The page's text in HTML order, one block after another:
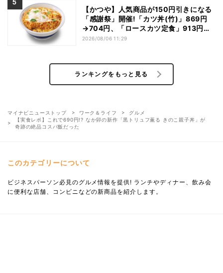
【かつや】人気商品が150円引きになる
「感謝祭」開催!「カツ丼(竹)」869円
→704円、「ロースカツ定食」913円
→748円に - 8日間限定
2026/08/06 11:29
ランキングをもっと見る
マイナビニューストップ ワーク＆ライフ
グルメ
【実食レポ】これで690円!? なか卯の新作「黒トリュフ薫る きのこ親子丼」が
奇跡の絶品コスパ飯だった
このカテゴリーについて
ビジネスパーソン必見のグルメ情報を提供! ランチやディナー、飲み会
に便利な店舗、コンビニなどの新商品を紹介します。